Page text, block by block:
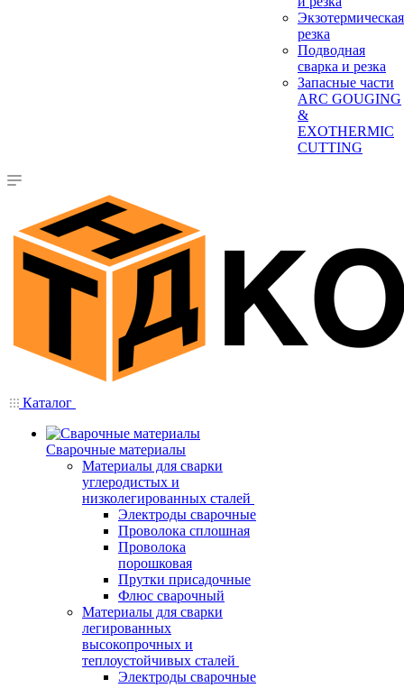
Экзотермическая
резка
Подводная
сварка и резка
Запасные части
ARC GOUGING
&
EXOTHERMIC
CUTTING
Каталог
Сварочные материалы
Материалы для сварки
углеродистых и
низколегированных сталей
Электроды сварочные
Проволока сплошная
Проволока
порошковая
Прутки присадочные
Флюс сварочный
Материалы для сварки
легированных
высокопрочных и
теплоустойчивых сталей
Электроды сварочные